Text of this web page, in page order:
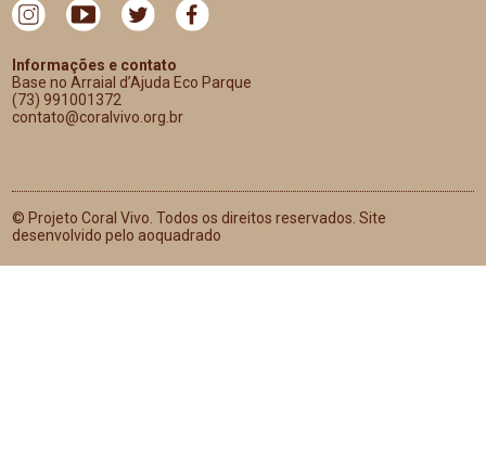
Informações e contato
Base no Arraial d’Ajuda Eco Parque
(73) 991001372
contato@coralvivo.org.br
© Projeto Coral Vivo. Todos os direitos reservados. Site
desenvolvido pelo aoquadrado